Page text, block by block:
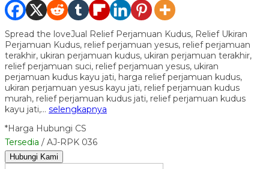
Spread the loveJual Relief Perjamuan Kudus, Relief Ukiran
Perjamuan Kudus, relief perjamuan yesus, relief perjamuan
terakhir, ukiran perjamuan kudus, ukiran perjamuan terakhir,
relief perjamuan suci, relief perjamuan yesus, ukiran
perjamuan kudus kayu jati, harga relief perjamuan kudus,
ukiran perjamuan yesus kayu jati, relief perjamuan kudus
murah, relief perjamuan kudus jati, relief perjamuan kudus
kayu jati,… selengkapnya
*Harga Hubungi CS
Tersedia / AJ-RPK 036
Hubungi Kami